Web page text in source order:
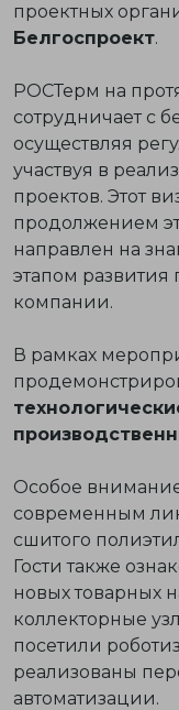
проектных
Белгоспроект.
РОСТерм на
сотрудничает с
осуществляя
участвуя в
проектов. Этот
продолжением
направлен на
этапом
компании.
В рамках
Особое
современным
сшитого
Гости также
новых товарных
коллекторные
посетили
реализованы
автоматизации.